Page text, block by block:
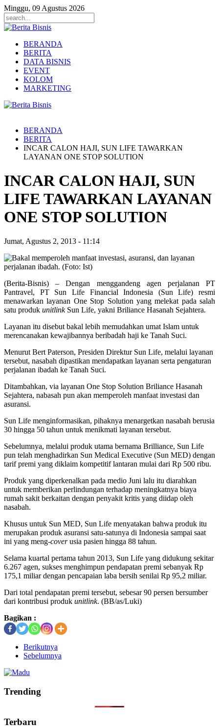
Minggu, 09 Agustus 2026
BERANDA
BERITA
DATA BISNIS
EVENT
KOLOM
MARKETING
BERANDA
BERITA
INCAR CALON HAJI, SUN LIFE TAWARKAN
LAYANAN ONE STOP SOLUTION
INCAR CALON HAJI, SUN
LIFE TAWARKAN LAYANAN
ONE STOP SOLUTION
Jumat, Agustus 2, 2013 - 11:14
(Berita-Bisnis) – Dengan menggandeng agen perjalanan PT
Pantravel, PT Sun Life Financial Indonesia (Sun Life) resmi
menawarkan layanan One Stop Solution yang melekat pada salah
satu produk unitlinkSun Life, yakni Briliance Hasanah Sejahtera.
Layanan itu disebut bakal lebih memudahkan umat Islam untuk
merencanakan kewajibannya beribadah haji ke Tanah Suci.
Menurut Bert Paterson, Presiden Direktur Sun Life, melalui layanan
tersebut, nasabah dipastikan mendapatkan layanan serta pengaturan
perjalanan ibadah ke Tanah Suci.
Ditambahkan, via layanan One Stop Solution Briliance Hasanah
Sejahtera, nabasah pun akan memperoleh manfaat investasi dan
asuransi.
Sun Life menginformasikan, pihaknya menargetkan nasabah berusia
30 hingga 50 tahun untuk menikmati layanan tersebut.
Sebelumnya, melalui produk utama bernama Brilliance, Sun Life
pun telah menghadirkan Sun Medical Executive (Sun MED) dengan
tarif premi yang diklaim kompetitif lantaran mulai dari Rp 500 ribu.
Produk yang diperkenalkan pada medio Juni lalu itu diarahkan
untuk memberikan perlindungan terhadap meningkatnya biaya
rumah sakit berkaitan dengan penyakit kritis yang diidap oleh
nasabah.
Khusus untuk Sun MED, Sun Life menyatakan bahwa produk itu
merupakan produk asuransi satu-satunya di Indonesia sampai saat
ini yang meng-coverusia pasien hingga 88 tahun.
Selama kuartal pertama tahun 2013, Sun Life yang didukung sekitar
6.267 agen, sukses menghimpun pendapatan premi sebanyak Rp
175,1 miliar dengan pencapaian laba bersih senilai Rp 95,2 miliar.
Dari total pendapatan premi tersebut, sebesar 90 persen bersumber
dari kontribusi produk unitlink. (BB/as/Luki)
Bagikan :
Berikutnya
Sebelumnya
Trending
Terbaru